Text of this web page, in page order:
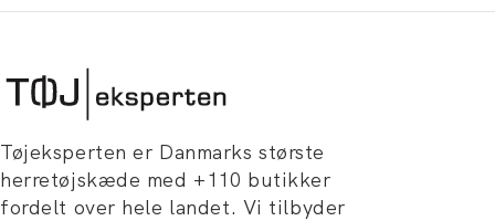
Tøjeksperten er Danmarks største
herretøjskæde med +110 butikker
fordelt over hele landet. Vi tilbyder